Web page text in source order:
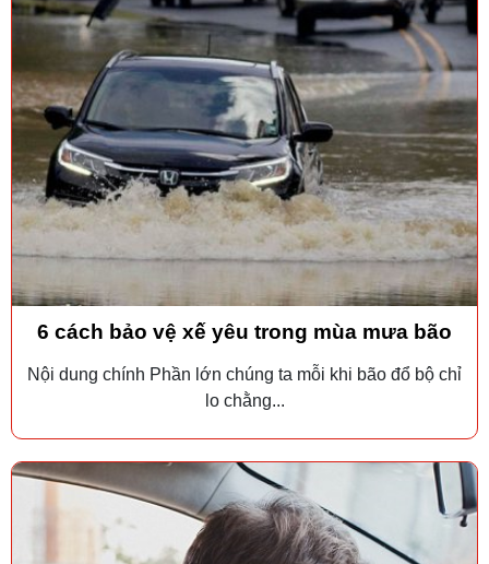
6 cách bảo vệ xế yêu trong mùa mưa bão
Nội dung chính Phần lớn chúng ta mỗi khi bão đổ bộ chỉ
lo chằng...